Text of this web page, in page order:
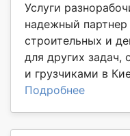
Услуги
надежный
строительных и
для других задач,
и грузчиками в
Подробнее